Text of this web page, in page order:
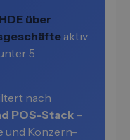
HDE über
aktiv
5
nach
POS-Stack –
und Konzern-